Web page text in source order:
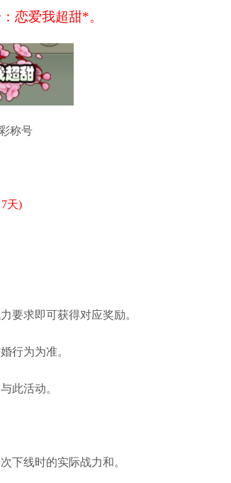
恋爱我超甜*。
称号
天)
要求即可获得对应奖励。
行为为准。
此活动。
下线时的实际战力和。